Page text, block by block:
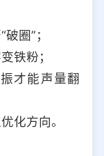
圈”；
铁粉；
才能声量翻
化方向。